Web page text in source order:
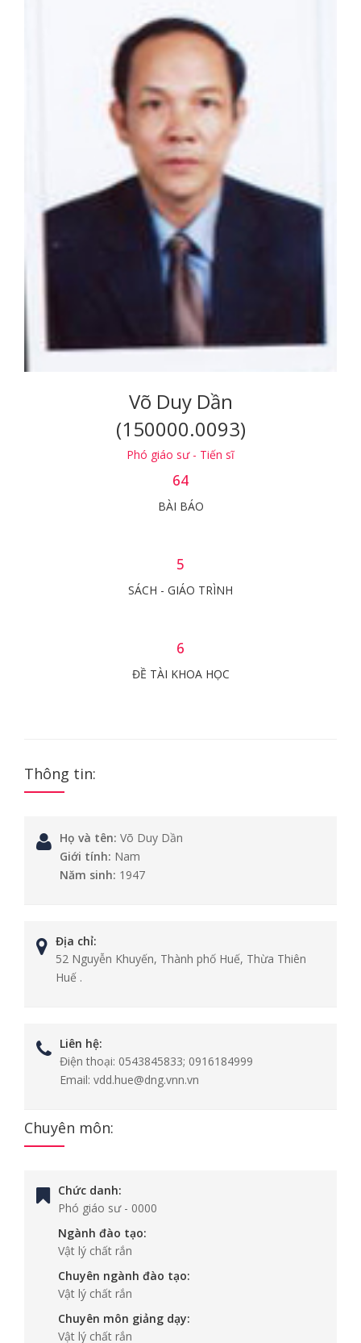
Võ Duy Dần
(150000.0093)
Phó giáo sư - Tiến sĩ
64
BÀI BÁO
5
SÁCH - GIÁO TRÌNH
6
ĐỀ TÀI KHOA HỌC
Thông tin:
Họ và tên: Võ Duy Dần
Giới tính: Nam
Năm sinh: 1947
Địa chỉ:
52 Nguyễn Khuyến, Thành phố Huế, Thừa Thiên
Huế .
Liên hệ:
Điện thoại: 0543845833; 0916184999
Email: vdd.hue@dng.vnn.vn
Chuyên môn:
Chức danh:
Phó giáo sư- 0000
Ngành đào tạo:
Vật lý chất rắn
Chuyên ngành đào tạo:
Vật lý chất rắn
Chuyên môn giảng dạy:
Vật lý chất rắn